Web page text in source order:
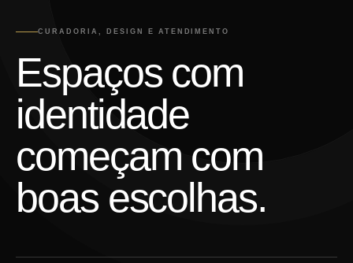
CURADORIA, DESIGN E ATENDIMENTO
Espaços com
identidade
começam com
boas escolhas.